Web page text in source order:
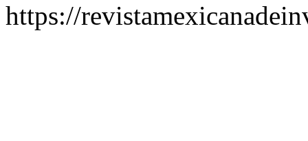
https://